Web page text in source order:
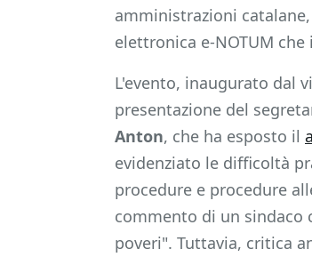
amministrazioni
elettronica e-NOTUM
L'evento, inaugurato dal
presentazione del
Anton, che ha esposto il
evidenziato le difficoltà
procedure e procedure
commento di un sindaco
poveri". Tuttavia, critica